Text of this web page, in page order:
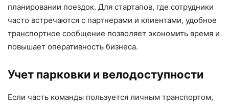
планировании поездок. Для стартапов, где сотрудники
часто встречаются с партнерами и клиентами, удобное
транспортное сообщение позволяет экономить время и
повышает оперативность бизнеса.
Учет парковки и велодоступности
Если часть команды пользуется личным транспортом,